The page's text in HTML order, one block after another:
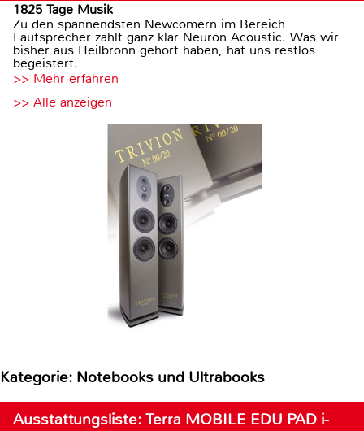
1825 Tage Musik
Zu den spannendsten Newcomern im Bereich
Lautsprecher zählt ganz klar Neuron Acoustic. Was wir
bisher aus Heilbronn gehört haben, hat uns restlos
begeistert.
>> Mehr erfahren
>> Alle anzeigen
Kategorie: Notebooks und Ultrabooks
Ausstattungsliste: Terra MOBILE EDU PAD i-